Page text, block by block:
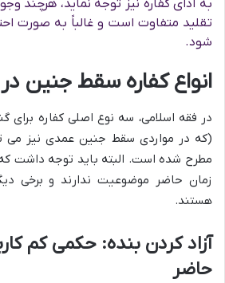
به ادای کفاره نیز توجه نماید، هرچند
تقلید متفاوت است و غالباً به صورت
شود.
انواع کفاره سقط جنین
در فقه اسلامی، سه نوع اصلی کفاره برای
(که در مواردی سقط جنین عمدی نیز می
مطرح شده است. البته باید توجه داشت که
زمان حاضر موضوعیت ندارند و برخی
هستند.
آزاد کردن بنده: حکمی کم
حاضر